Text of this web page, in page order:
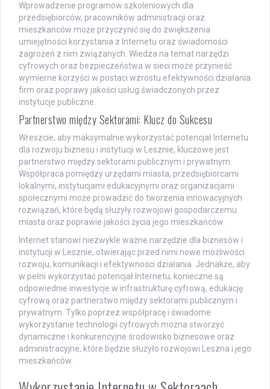
Wprowadzenie programów szkoleniowych dla
przedsiębiorców, pracowników administracji oraz
mieszkańców może przyczynić się do zwiększenia
umiejętności korzystania z Internetu oraz świadomości
zagrożeń z nim związanych. Wiedza na temat narzędzi
cyfrowych oraz bezpieczeństwa w sieci może przynieść
wymierne korzyści w postaci wzrostu efektywności działania
firm oraz poprawy jakości usług świadczonych przez
instytucje publiczne.
Partnerstwo między Sektorami: Klucz do Sukcesu
Wreszcie, aby maksymalnie wykorzystać potencjał Internetu
dla rozwoju biznesu i instytucji w Lesznie, kluczowe jest
partnerstwo między sektorami publicznym i prywatnym.
Współpraca pomiędzy urzędami miasta, przedsiębiorcami
lokalnymi, instytucjami edukacyjnymi oraz organizacjami
społecznymi może prowadzić do tworzenia innowacyjnych
rozwiązań, które będą służyły rozwojowi gospodarczemu
miasta oraz poprawie jakości życia jego mieszkańców.
Internet stanowi niezwykle ważne narzędzie dla biznesów i
instytucji w Lesznie, otwierając przed nimi nowe możliwości
rozwoju, komunikacji i efektywności działania. Jednakże, aby
w pełni wykorzystać potencjał Internetu, konieczne są
odpowiednie inwestycje w infrastrukturę cyfrową, edukację
cyfrową oraz partnerstwo między sektorami publicznym i
prywatnym. Tylko poprzez współpracę i świadome
wykorzystanie technologii cyfrowych można stworzyć
dynamiczne i konkurencyjne środowisko biznesowe oraz
administracyjne, które będzie służyło rozwojowi Leszna i jego
mieszkańców.